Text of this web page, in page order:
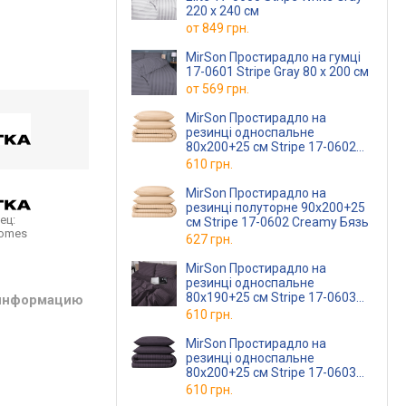
220 х 240 см
от849 грн.
MirSon Простирадло на гумці
17-0601 Stripe Gray 80 х 200 см
от569 грн.
MirSon Простирадло на
резинці односпальне
80x200+25 см Stripe 17-0602
Creamy Бязь
610 грн.
MirSon Простирадло на
резинці полуторне 90x200+25
см Stripe 17-0602 Creamy Бязь
627 грн.
MirSon Простирадло на
резинці односпальне
80x190+25 см Stripe 17-0603
Violet Бязь
610 грн.
MirSon Простирадло на
резинці односпальне
80x200+25 см Stripe 17-0603
Violet Бязь
610 грн.